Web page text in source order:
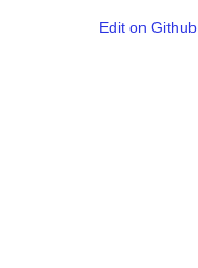
Edit on Github